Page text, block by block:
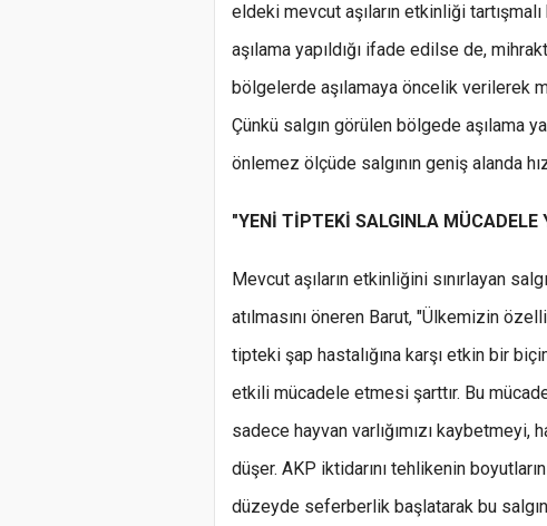
eldeki mevcut aşıların etkinliği
aşılama yapıldığı ifade edilse de,
bölgelerde aşılamaya öncelik verilerek
Çünkü salgın görülen bölgede aşılama
önlemez ölçüde salgının geniş alanda
"YENİ TİPTEKİ SALGINLA MÜCADELE
Mevcut aşıların etkinliğini sınırlayan
atılmasını öneren Barut, "Ülkemizin
tipteki şap hastalığına karşı etkin bir
etkili mücadele etmesi şarttır. Bu
sadece hayvan varlığımızı
düşer. AKP iktidarını tehlikenin
düzeyde seferberlik başlatarak bu